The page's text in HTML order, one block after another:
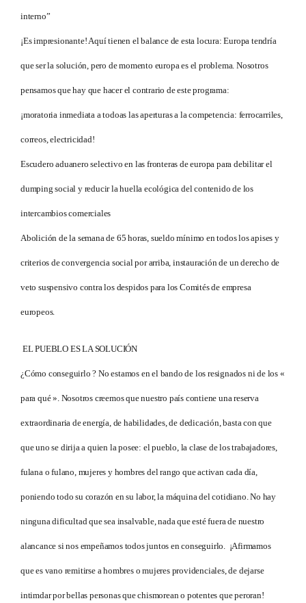
interno”
¡Es impresionante! Aquí tienen el balance de esta locura: Europa tendría
que ser la solución, pero de momento europa es el problema. Nosotros
pensamos que hay que hacer el contrario de este programa:
¡moratoria inmediata a todoas las aperturas a la competencia: ferrocarriles,
correos, electricidad!
Escudero aduanero selectivo en las fronteras de europa para debilitar el
dumping social y reducir la huella ecológica del contenido de los
intercambios comerciales
Abolición de la semana de 65 horas, sueldo mínimo en todos los apises y
criterios de convergencia social por arriba, instauración de un derecho de
veto suspensivo contra los despidos para los Comités de empresa
europeos.
EL PUEBLO ES LA SOLUCIÓN
¿Cómo conseguirlo ? No estamos en el bando de los resignados ni de los «
para qué ». Nosotros creemos que nuestro país contiene una reserva
extraordinaria de energía, de habilidades, de dedicación, basta con que
que uno se dirija a quien la posee: el pueblo, la clase de los trabajadores,
fulana o fulano, mujeres y hombres del rango que activan cada día,
poniendo todo su corazón en su labor, la máquina del cotidiano. No hay
ninguna dificultad que sea insalvable, nada que esté fuera de nuestro
alancance si nos empeñamos todos juntos en conseguirlo. ¡Afirmamos
que es vano remitirse a hombres o mujeres providenciales, de dejarse
intimdar por bellas personas que chismorean o potentes que peroran!